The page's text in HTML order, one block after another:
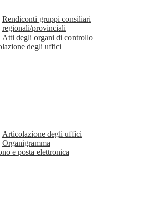
Rendiconti gruppi consiliari
regionali/provinciali
Atti degli organi di controllo
degli uffici
Articolazione degli uffici
Organigramma
e posta elettronica